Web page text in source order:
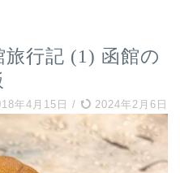
行記 (1) 函館の
年4月15日 / 2024年2月6日